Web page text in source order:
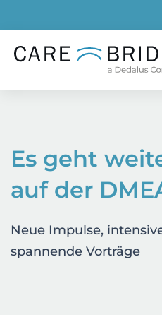
Inhalt
springen
Es geht
auf der
Neue Impulse,
spannende Vorträge